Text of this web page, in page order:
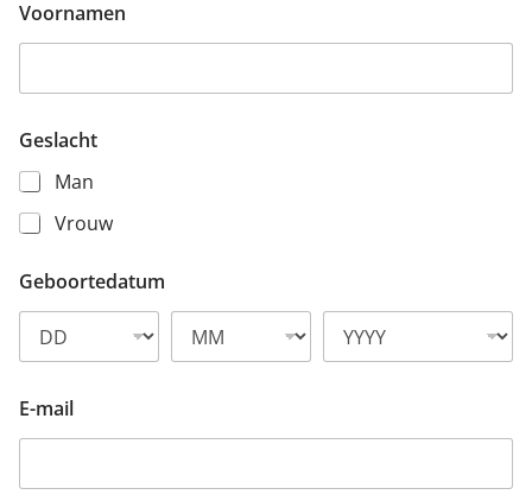
Voornamen
Geslacht
Man
Vrouw
Geboortedatum
E-mail